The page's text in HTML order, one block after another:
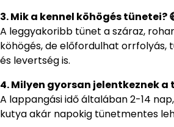
3. Mik a kennel köhögés tünetei?
A leggyakoribb tünet a száraz,
köhögés, de előfordulhat orrfolyás,
és levertség is.
4. Milyen gyorsan jelentkeznek a
A lappangási idő általában 2-14
kutya akár napokig tünetmentes